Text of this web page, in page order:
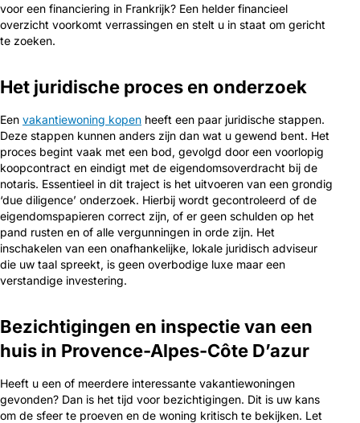
voor een financiering in Frankrijk? Een helder financieel
overzicht voorkomt verrassingen en stelt u in staat om gericht
te zoeken.
Het juridische proces en onderzoek
Een vakantiewoning kopen heeft een paar juridische stappen.
Deze stappen kunnen anders zijn dan wat u gewend bent. Het
proces begint vaak met een bod, gevolgd door een voorlopig
koopcontract en eindigt met de eigendomsoverdracht bij de
notaris. Essentieel in dit traject is het uitvoeren van een grondig
‘due diligence’ onderzoek. Hierbij wordt gecontroleerd of de
eigendomspapieren correct zijn, of er geen schulden op het
pand rusten en of alle vergunningen in orde zijn. Het
inschakelen van een onafhankelijke, lokale juridisch adviseur
die uw taal spreekt, is geen overbodige luxe maar een
verstandige investering.
Bezichtigingen en inspectie van een
huis in Provence-Alpes-Côte D’azur
Heeft u een of meerdere interessante vakantiewoningen
gevonden? Dan is het tijd voor bezichtigingen. Dit is uw kans
om de sfeer te proeven en de woning kritisch te bekijken. Let